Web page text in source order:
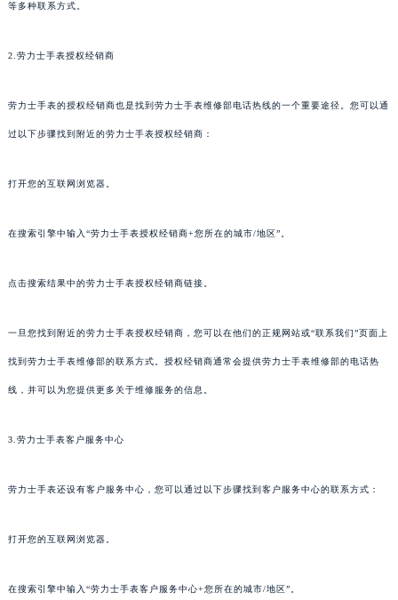
等多种联系方式。
2.劳力士手表授权经销商
劳力士手表的授权经销商也是找到劳力士手表维修部电话热线的一个重要途径。您可以通
过以下步骤找到附近的劳力士手表授权经销商：
打开您的互联网浏览器。
在搜索引擎中输入“劳力士手表授权经销商+您所在的城市/地区”。
点击搜索结果中的劳力士手表授权经销商链接。
一旦您找到附近的劳力士手表授权经销商，您可以在他们的正规网站或“联系我们”页面上
找到劳力士手表维修部的联系方式。授权经销商通常会提供劳力士手表维修部的电话热
线，并可以为您提供更多关于维修服务的信息。
3.劳力士手表客户服务中心
劳力士手表还设有客户服务中心，您可以通过以下步骤找到客户服务中心的联系方式：
打开您的互联网浏览器。
在搜索引擎中输入“劳力士手表客户服务中心+您所在的城市/地区”。